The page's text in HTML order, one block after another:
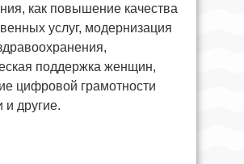
как повышение качества
услуг, модернизация
поддержка женщин,
цифровой грамотности
другие.